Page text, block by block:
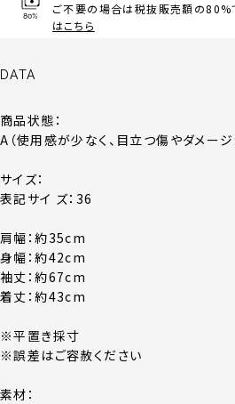
ご不要の場合は税抜販売額の80%
はこちら
DATA
商品状態：
A（使用感が少なく、目立つ傷やダメージ
サイズ：
表記サイ ズ：36
肩幅：約35cm
身幅：約42cm
袖丈：約67cm
着丈：約43cm
※平置き採寸
※誤差はご容赦ください
素材：